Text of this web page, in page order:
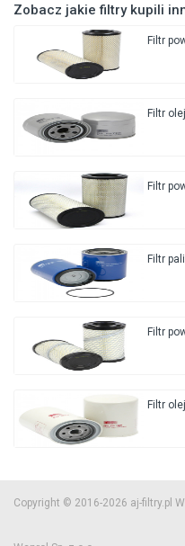
Zobacz jakie filtry kupili
Filtr
Filtr
Filtr
Filtr
Filtr
Filtr
Copyright © 2016-2026 aj-filtry.pl